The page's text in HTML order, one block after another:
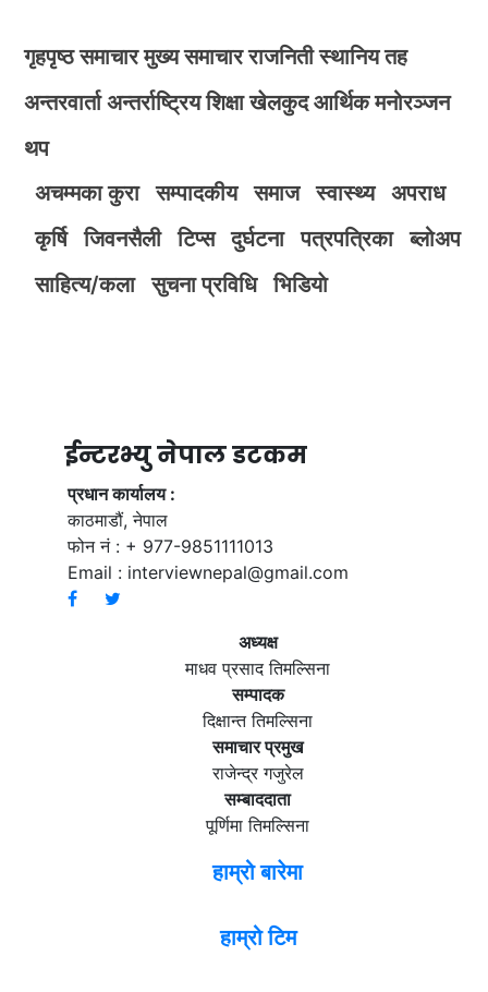
गृहपृष्ठ समाचार मुख्य समाचार राजनिती स्थानिय तह
अन्तरवार्ता अन्तर्राष्ट्रिय शिक्षा खेलकुद आर्थिक मनोरञ्जन
थप
अचम्मका कुरा
सम्पादकीय समाज स्वास्थ्य
अपराध
कृर्षि
जिवनसैली टिप्स दुर्घटना पत्रपत्रिका
ब्लोअप
साहित्य/कला
सुचना प्रविधि भिडियाे
ईन्टरभ्यु नेपाल डटकम
प्रधान कार्यालय :
काठमाडौं, नेपाल
फोन नं : + 977-9851111013
Email : interviewnepal@gmail.com
अध्यक्ष
माधव प्रसाद तिमल्सिना
सम्पादक
दिक्षान्त तिमल्सिना
समाचार प्रमुख
राजेन्द्र गजुरेल
सम्बाददाता
पूर्णिमा तिमल्सिना
हाम्रो बारेमा
हाम्रो टिम